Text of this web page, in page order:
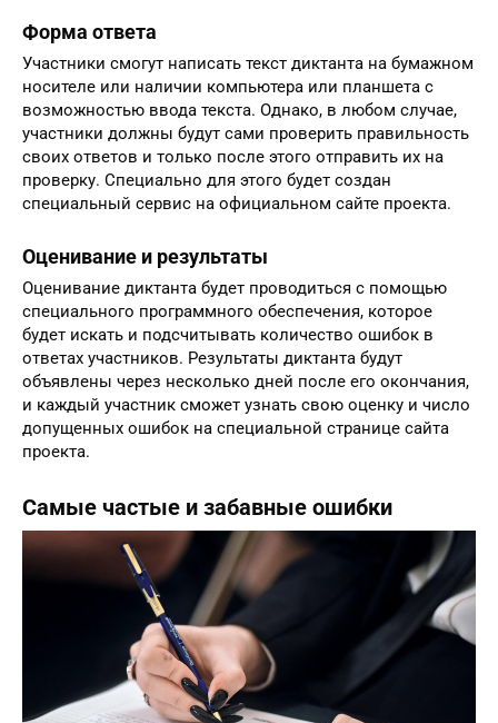
Форма ответа
Участники смогут написать текст диктанта на бумажном
носителе или наличии компьютера или планшета с
возможностью ввода текста. Однако, в любом случае,
участники должны будут сами проверить правильность
своих ответов и только после этого отправить их на
проверку. Специально для этого будет создан
специальный сервис на официальном сайте проекта.
Оценивание и результаты
Оценивание диктанта будет проводиться с помощью
специального программного обеспечения, которое
будет искать и подсчитывать количество ошибок в
ответах участников. Результаты диктанта будут
объявлены через несколько дней после его окончания,
и каждый участник сможет узнать свою оценку и число
допущенных ошибок на специальной странице сайта
проекта.
Самые частые и забавные ошибки